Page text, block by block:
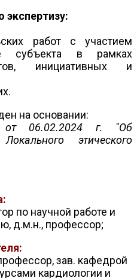
экспертизу:
работ с участием
субъекта в рамках
инициативных и
на основании:
06.02.2024 г. "Об
этического
по научной работе и
д.м.н., профессор;
зав. кафедрой
кардиологии и